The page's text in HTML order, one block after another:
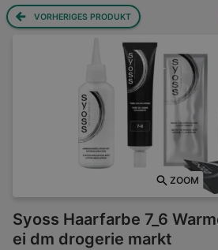
VORHERIGES PRODUKT
ZOOM
Syoss Haarfarbe 7_6
ei dm drogerie markt